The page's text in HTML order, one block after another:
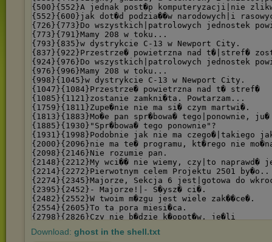
Download: ghost in the shell.txt